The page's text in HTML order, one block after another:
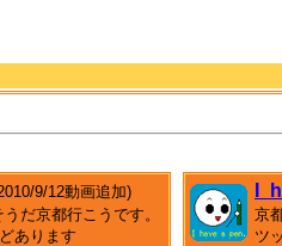
9/12動画追加)
だ京都行こうです。
あります
京
ツ